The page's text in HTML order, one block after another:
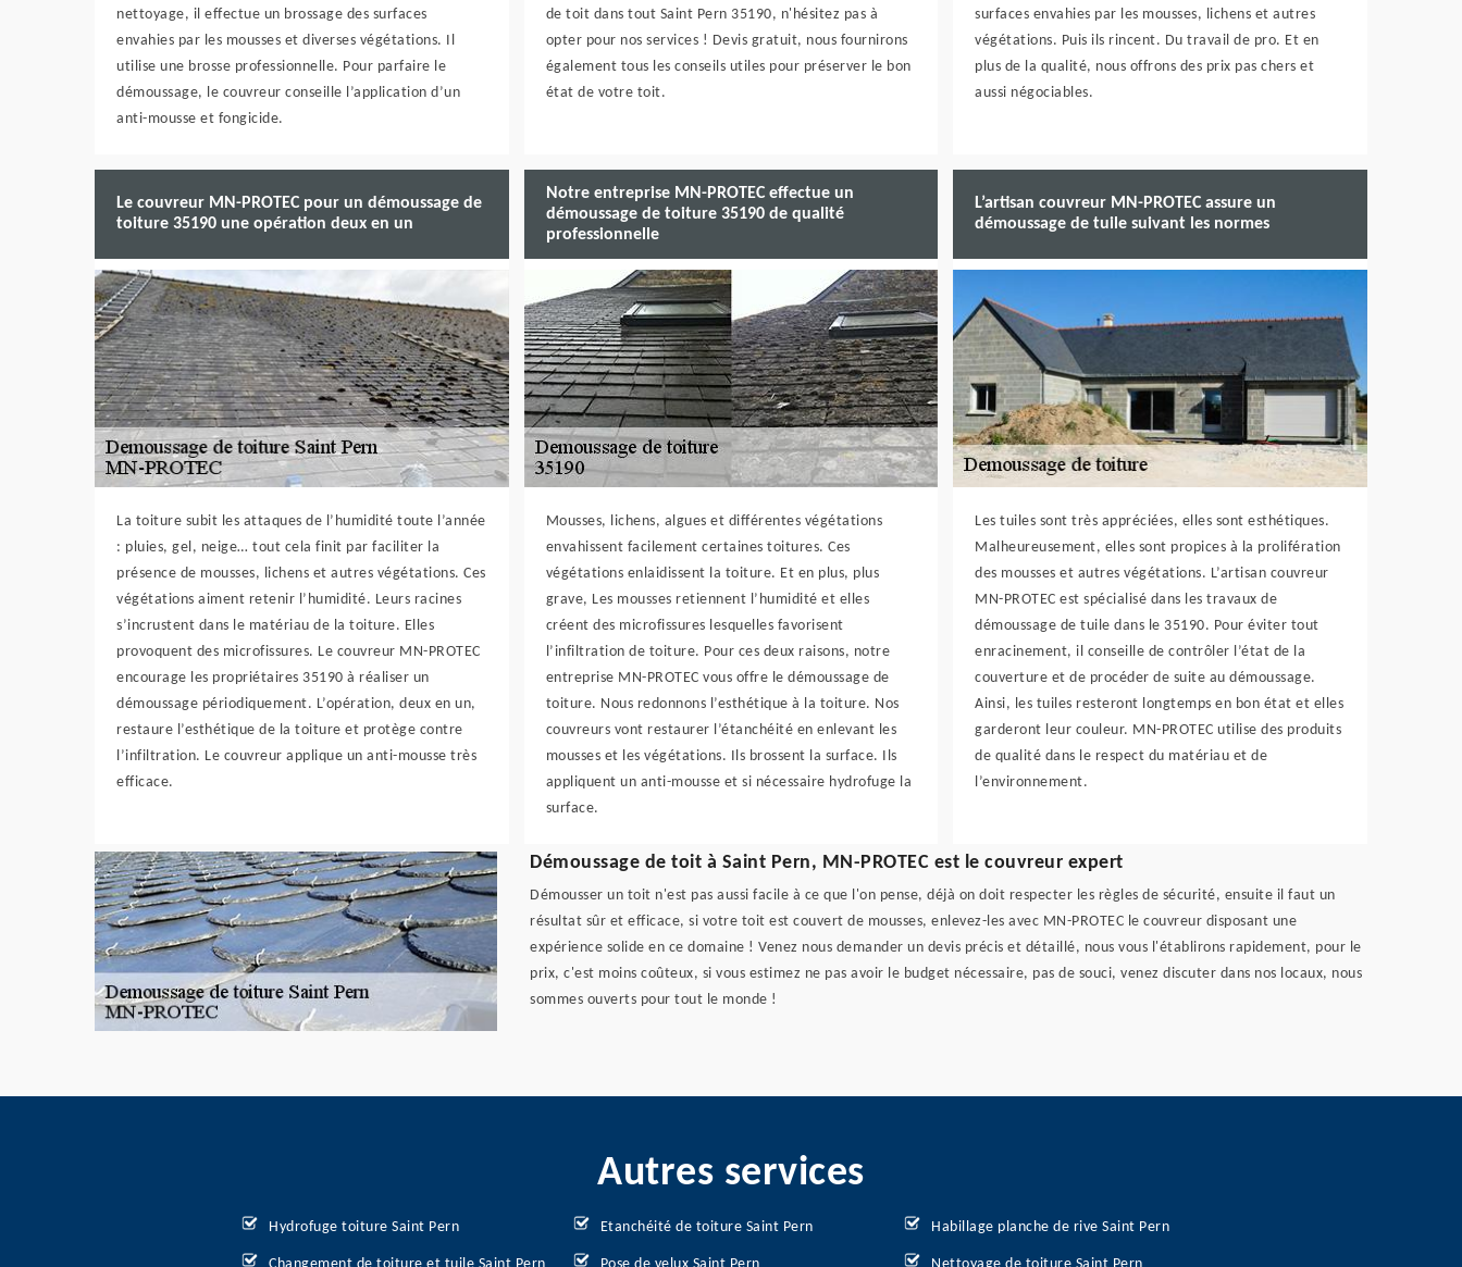
nettoyage, il effectue un brossage des surfaces
envahies par les mousses et diverses végétations. Il
utilise une brosse professionnelle. Pour parfaire le
démoussage, le couvreur conseille l’application d’un
anti-mousse et fongicide.
de toit dans tout Saint Pern 35190, n'hésitez pas à
opter pour nos services ! Devis gratuit, nous fournirons
également tous les conseils utiles pour préserver le bon
état de votre toit.
surfaces envahies par les mousses, lichens et autres
végétations. Puis ils rincent. Du travail de pro. Et en
plus de la qualité, nous offrons des prix pas chers et
aussi négociables.
Le couvreur MN-PROTEC pour un démoussage de
toiture 35190 une opération deux en un
La toiture subit les attaques de l’humidité toute l’année
: pluies, gel, neige… tout cela finit par faciliter la
présence de mousses, lichens et autres végétations. Ces
végétations aiment retenir l’humidité. Leurs racines
s’incrustent dans le matériau de la toiture. Elles
provoquent des microfissures. Le couvreur MN-PROTEC
encourage les propriétaires 35190 à réaliser un
démoussage périodiquement. L’opération, deux en un,
restaure l’esthétique de la toiture et protège contre
l’infiltration. Le couvreur applique un anti-mousse très
efficace.
Notre entreprise MN-PROTEC effectue un
démoussage de toiture 35190 de qualité
professionnelle
Mousses, lichens, algues et différentes végétations
envahissent facilement certaines toitures. Ces
végétations enlaidissent la toiture. Et en plus, plus
grave, Les mousses retiennent l’humidité et elles
créent des microfissures lesquelles favorisent
l’infiltration de toiture. Pour ces deux raisons, notre
entreprise MN-PROTEC vous offre le démoussage de
toiture. Nous redonnons l’esthétique à la toiture. Nos
couvreurs vont restaurer l’étanchéité en enlevant les
mousses et les végétations. Ils brossent la surface. Ils
appliquent un anti-mousse et si nécessaire hydrofuge la
surface.
L’artisan couvreur MN-PROTEC assure un
démoussage de tuile suivant les normes
Les tuiles sont très appréciées, elles sont esthétiques.
Malheureusement, elles sont propices à la prolifération
des mousses et autres végétations. L’artisan couvreur
MN-PROTEC est spécialisé dans les travaux de
démoussage de tuile dans le 35190. Pour éviter tout
enracinement, il conseille de contrôler l’état de la
couverture et de procéder de suite au démoussage.
Ainsi, les tuiles resteront longtemps en bon état et elles
garderont leur couleur. MN-PROTEC utilise des produits
de qualité dans le respect du matériau et de
l’environnement.
Démoussage de toit à Saint Pern, MN-PROTEC est le couvreur expert
Démousser un toit n'est pas aussi facile à ce que l'on pense, déjà on doit respecter les règles de sécurité, ensuite il faut un
résultat sûr et efficace, si votre toit est couvert de mousses, enlevez-les avec MN-PROTEC le couvreur disposant une
expérience solide en ce domaine ! Venez nous demander un devis précis et détaillé, nous vous l'établirons rapidement, pour le
prix, c'est moins coûteux, si vous estimez ne pas avoir le budget nécessaire, pas de souci, venez discuter dans nos locaux, nous
sommes ouverts pour tout le monde !
Autres services
Hydrofuge toiture Saint Pern Etanchéité de toiture Saint Pern Habillage planche de rive Saint Pern